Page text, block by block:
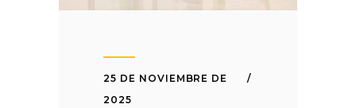
25 DE NOVIEMBRE DE
2025